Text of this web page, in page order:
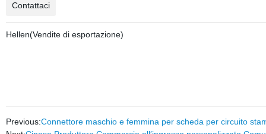
Contattaci
Hellen(Vendite di esportazione)
Previous:Connettore maschio e femmina per scheda per circuito